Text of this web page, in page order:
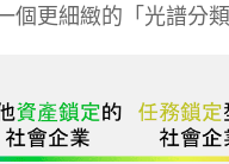
個更細緻的「光譜分類